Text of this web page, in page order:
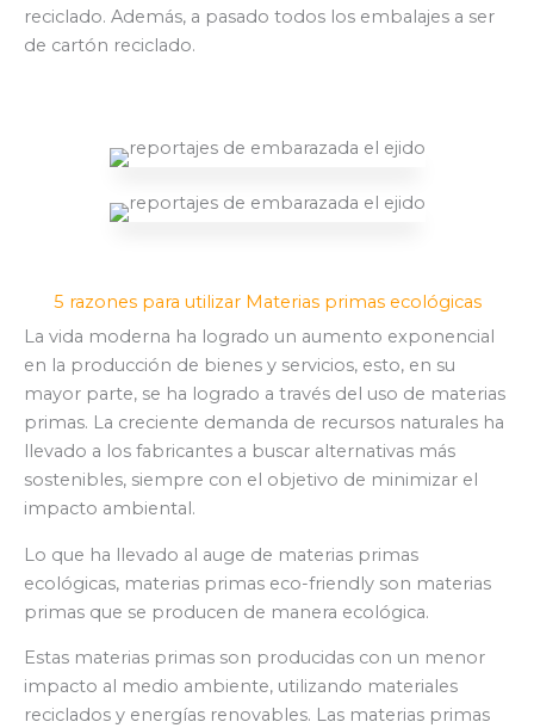
reciclado. Además, a pasado todos los embalajes a ser
de cartón reciclado.
5 razones para utilizar Materias primas ecológicas
La vida moderna ha logrado un aumento exponencial
en la producción de bienes y servicios, esto, en su
mayor parte, se ha logrado a través del uso de materias
primas. La creciente demanda de recursos naturales ha
llevado a los fabricantes a buscar alternativas más
sostenibles, siempre con el objetivo de minimizar el
impacto ambiental.
Lo que ha llevado al auge de materias primas
ecológicas, materias primas eco-friendly son materias
primas que se producen de manera ecológica.
Estas materias primas son producidas con un menor
impacto al medio ambiente, utilizando materiales
reciclados y energías renovables. Las materias primas